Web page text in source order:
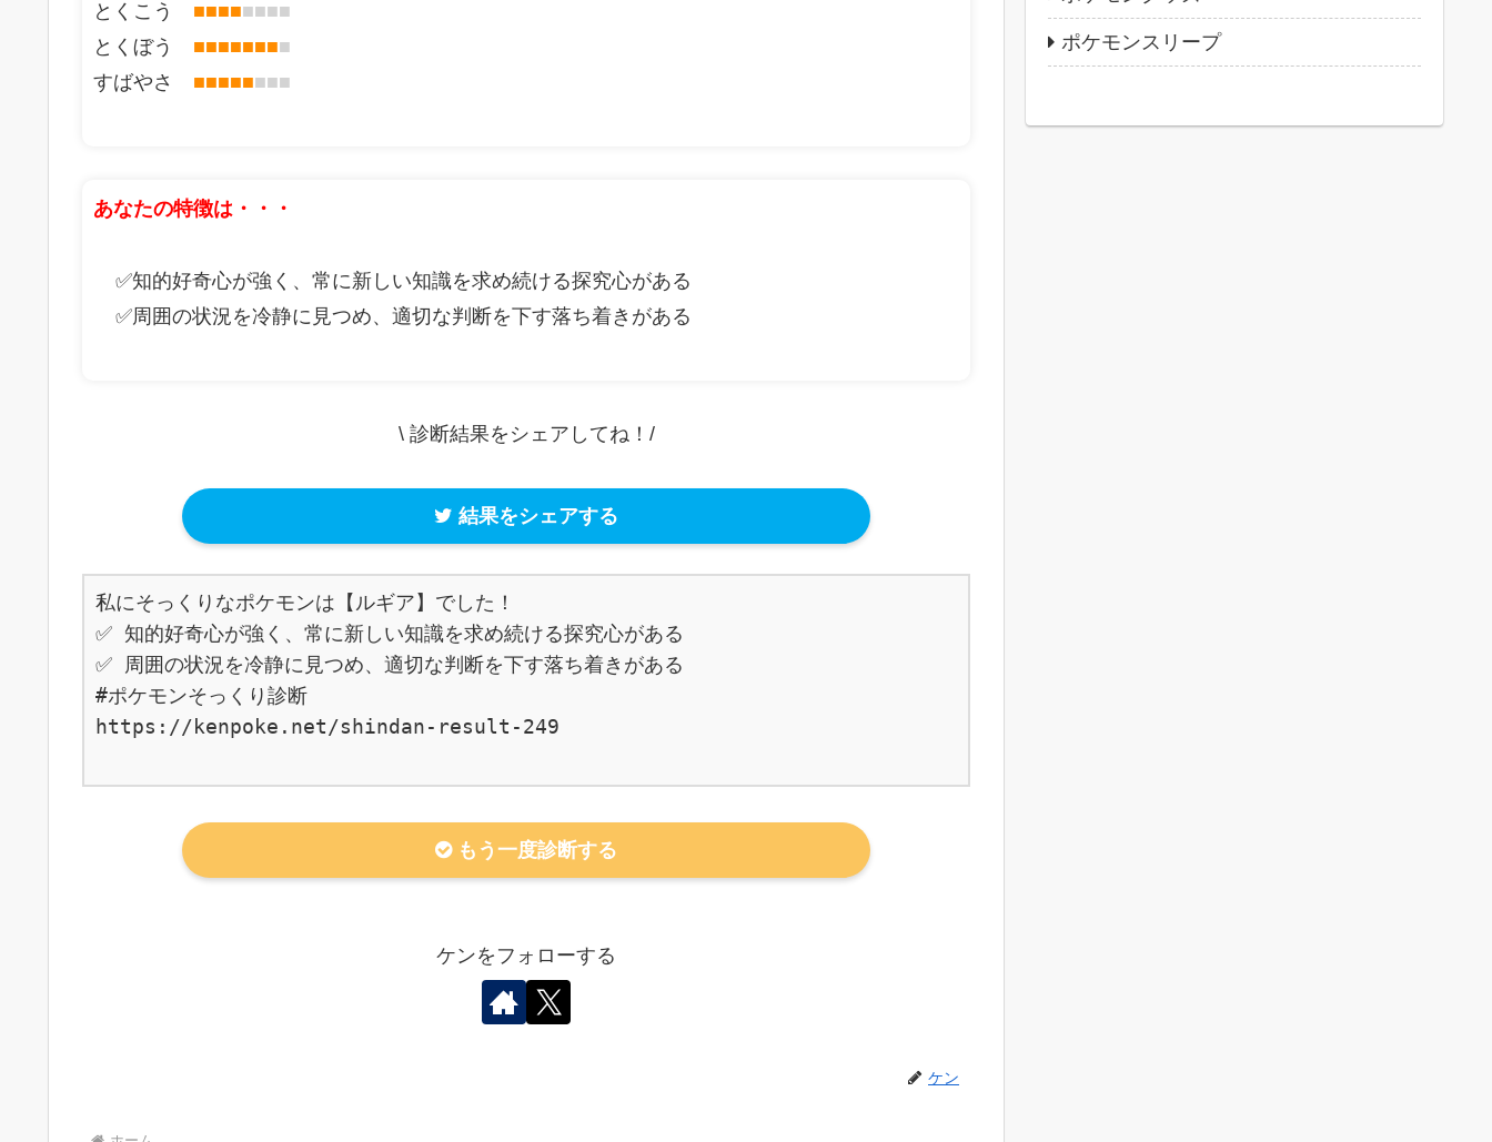
とくこう ■■■■■■■■
とくぼう ■■■■■■■■
すばやさ ■■■■■■■■
あなたの特徴は・・・
✅知的好奇心が強く、常に新しい知識を求め続ける探究心がある
✅周囲の状況を冷静に見つめ、適切な判断を下す落ち着きがある
\ 診断結果をシェアしてね！/
結果をシェアする
私にそっくりなポケモンは【ルギア】でした！
✅ 知的好奇心が強く、常に新しい知識を求め続ける探究心がある
✅ 周囲の状況を冷静に見つめ、適切な判断を下す落ち着きがある
#ポケモンそっくり診断
https://kenpoke.net/shindan-result-249
もう一度診断する
ケンをフォローする
ケン
ポケモンスリープ